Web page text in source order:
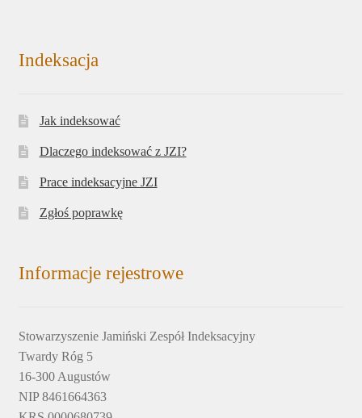
Indeksacja
Jak indeksować
Dlaczego indeksować z JZI?
Prace indeksacyjne JZI
Zgłoś poprawkę
Informacje rejestrowe
Stowarzyszenie Jamiński Zespół Indeksacyjny
Twardy Róg 5
16-300 Augustów
NIP 8461664363